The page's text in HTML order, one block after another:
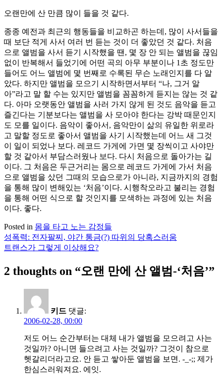
오랜만에 산 만큼 많이 들을 것 같다.
종종 예전과 최근의 행동들을 비교하곤 하는데, 많이 사서들을
때 보단 적게 사서 여러 번 듣는 것이 더 좋았던 것 같다. 처음
으로 앨범을 사서 듣기 시작했을 땐, 몇 장 안 되는 앨범을 끊임
없이 반복해서 들었기에 어떤 곡의 아무 부분이나 1초 정도만
들어도 어느 앨범에 몇 번째로 수록된 무슨 노래인지를 다 알
았다. 하지만 앨범을 모으기 시작하면서부터 “나, 그거 알
아”라고 말 할 수는 있지만 앨범을 꼼꼼하게 듣지는 않는 것 같
다. 아마 오랫동안 앨범을 사러 가지 않게 된 것도 음악을 듣고
즐긴다는 기분보다는 앨범을 사 모아야 한다는 강박 때문인지
도 모를 일이다. 음악이 좋아서, 음악만이 삶의 유일한 위로라
고 말할 정도로 좋아서 앨범을 사기 시작했는데 어느 새 그것
이 일이 되었나 보다. 레코드 가게에 가면 몇 장씩이고 사야만
할 것 같아서 부담스러웠나 보다. 다시 처음으로 돌아가는 길
이다. 그 처음은 두근거리는 몸으로 레코드 가게에 가서 처음
으로 앨범을 샀던 그때의 모습으로가 아니라, 지금까지의 경험
을 통해 많이 변해있는 ‘처음’이다. 시행착오라고 불리는 경험
을 통해 어떤 식으로 할 것인지를 모색하는 과정에 있는 처음
이다. 좋다.
Posted in 몸을 타고 노는 감정들
글
색
성폭력: 전자팔찌, 야간 통금(?) 따위의 당혹스러움
트랜스가 그렇게 이상해요?
2 thoughts on “오랜 만에 산 앨범-‘처음’”
키드 댓글:
2006-02-28, 00:00
저도 어느 순간부터는 대체 내가 앨범을 모으려고 사는
것일까? 아니면 들으려고 사는 것일까? 그것이 참으로
헷갈리더라고요. 안 듣고 쌓아둔 앨범을 보면. -_-;; 제가
한심스러워져요. 에잇.